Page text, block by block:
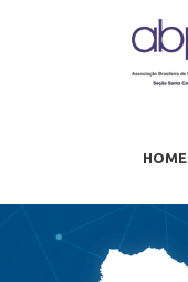
HOME